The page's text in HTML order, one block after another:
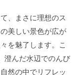
、まさに理想のス
美しい景色が広が
を魅了します。こ
澄んだ水辺でのんび
然の中でリフレッ